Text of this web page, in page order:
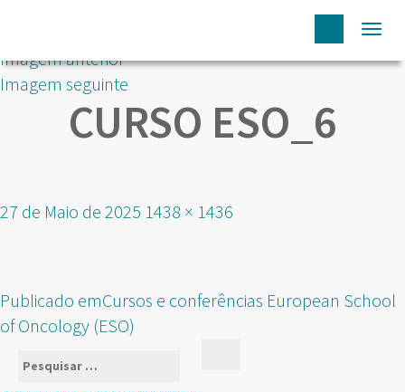
Imagem anterior
Imagem seguinte
CURSO ESO_6
Publicado
27 de Maio de 2025 Tamanho
1438 × 1436
NAVEGAÇÃO
DE
ARTIGOS
Publicado emCursos e conferências European School
of Oncology (ESO)
Pesquisar
por: